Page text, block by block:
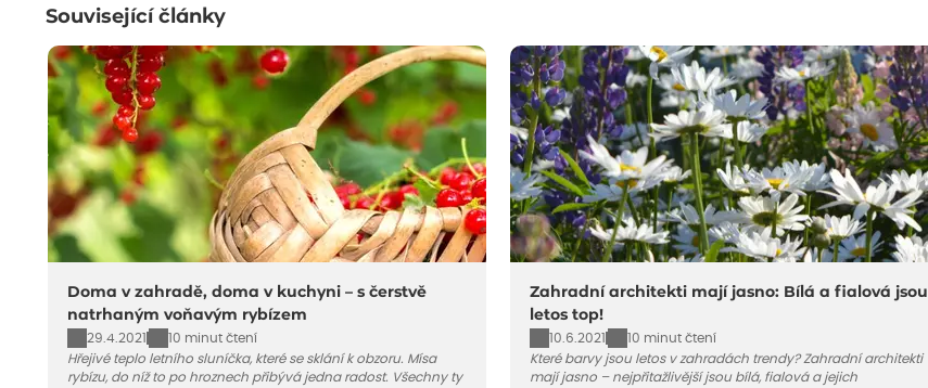
Související články
Doma v zahradě, doma v kuchyni – s čerstvě
natrhaným voňavým rybízem
29.4.2021
10 minut čtení
Hřejivé teplo letního sluníčka, které se sklání k obzoru. Mísa
rybízu, do níž to po hroznech přibývá jedna radost. Všechny ty
Zahradní architekti mají jasno: Bílá a fialová jsou
letos top!
10.6.2021
10 minut čtení
Které barvy jsou letos v zahradách trendy? Zahradní architekti
mají jasno – nejpřitažlivější jsou bílá, fialová a jejich